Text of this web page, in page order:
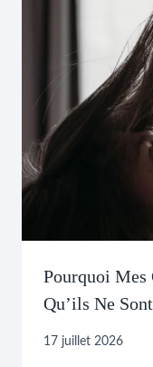
Pourquoi Mes
Qu’ils Ne
17 juillet 2026